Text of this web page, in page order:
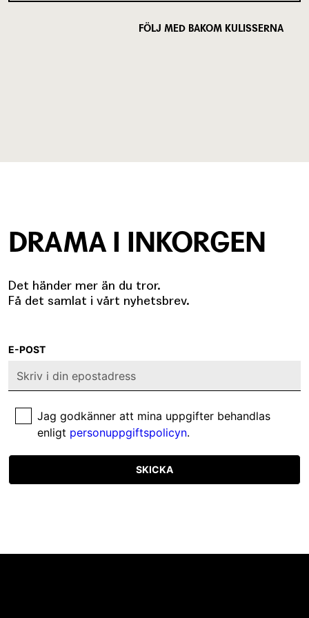
FÖLJ MED BAKOM KULISSERNA
DRAMA I INKORGEN
Det händer mer än du tror.
Få det samlat i vårt nyhetsbrev.
E-POST
Jag godkänner att mina uppgifter behandlas
enligt personuppgiftspolicyn.
SKICKA